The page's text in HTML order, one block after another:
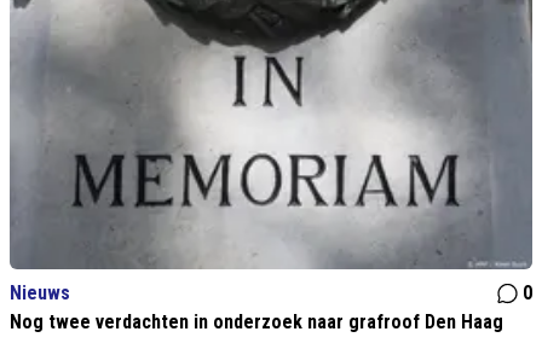
Nieuws
0
Nog twee verdachten in onderzoek naar grafroof Den Haag